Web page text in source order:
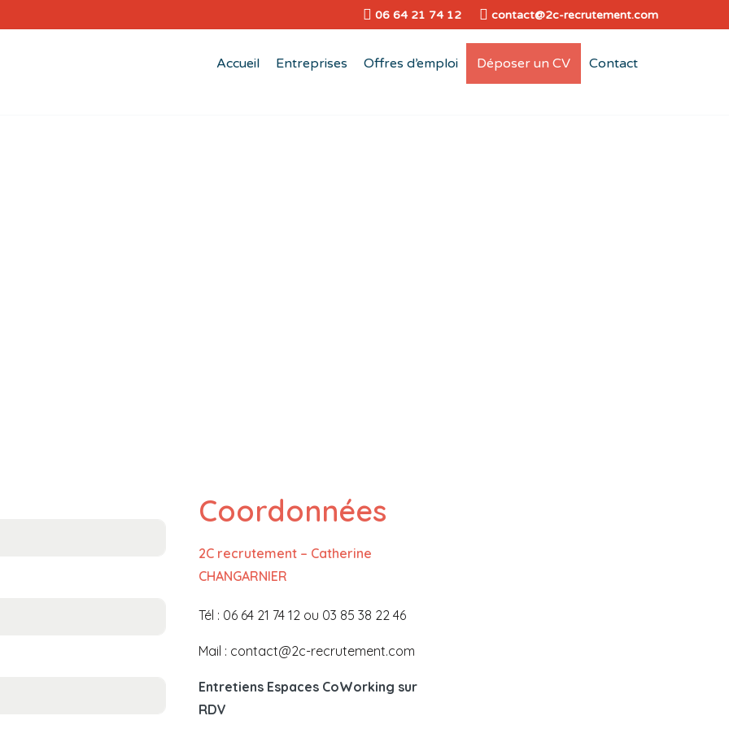
06 64 21 74 12 contact@2c-recrutement.com
Accueil Entreprises Offres d’emploi Déposer un CV Contact
Coordonnées
2C recrutement – Catherine
CHANGARNIER
Tél : 06 64 21 74 12 ou 03 85 38 22 46
Mail : contact@2c-recrutement.com
Entretiens Espaces CoWorking sur
RDV